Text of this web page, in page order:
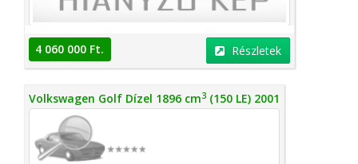
4 060 000 Ft. Részletek
Volkswagen Golf Dízel 1896 cm3 (150 LE) 2001